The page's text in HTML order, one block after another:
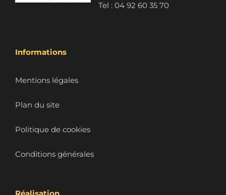
Tel : 04 92 60 35 70
Informations
Mentions légales
Plan du site
Politique de cookies
Conditions générales